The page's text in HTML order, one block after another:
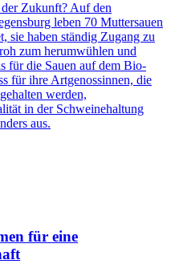
Zukunft? Auf den
leben 70 Muttersauen
sie haben ständig Zugang zu
zum herumwühlen und
für die Sauen auf dem Bio-
für ihre Artgenossinnen, die
werden,
in der Schweinehaltung
aus.
für eine